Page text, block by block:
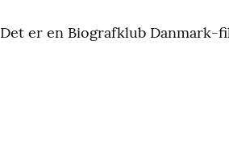
Det er en Biografklub Danmark-